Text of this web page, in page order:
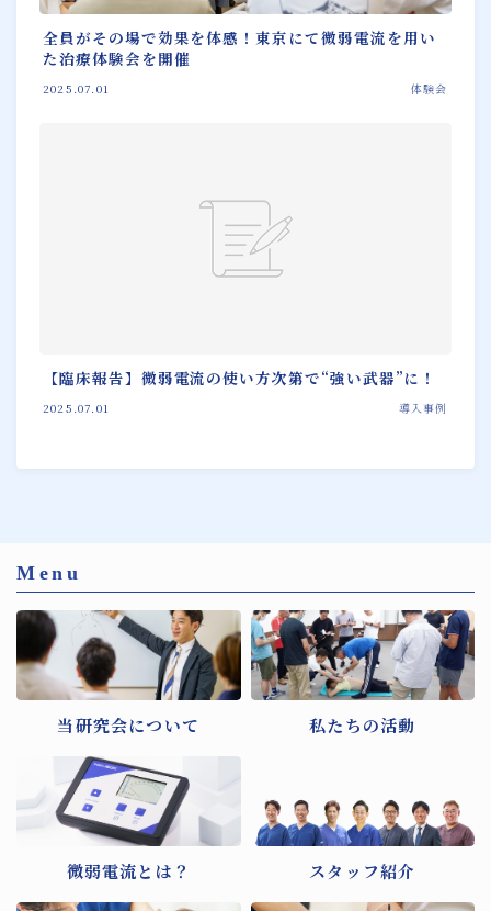
全員がその場で効果を体感！東京にて微弱電流を用い
た治療体験会を開催
2025.07.01 体験会
【臨床報告】微弱電流の使い方次第で“強い武器”に！
2025.07.01 導入事例
Menu
当研究会について 私たちの活動
微弱電流とは？ スタッフ紹介